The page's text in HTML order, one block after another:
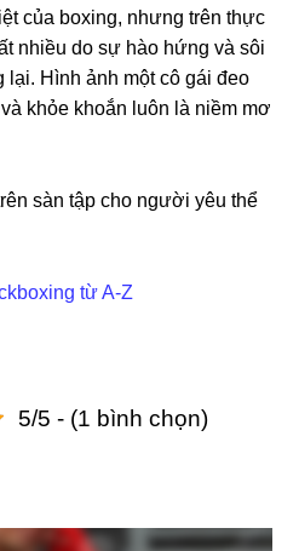
của boxing, nhưng trên thực
nhiều do sự hào hứng và sôi
lại. Hình ảnh một cô gái đeo
khỏe khoắn luôn là niềm mơ
sàn tập cho người yêu thể
từ A-Z
5/5 - (1 bình chọn)